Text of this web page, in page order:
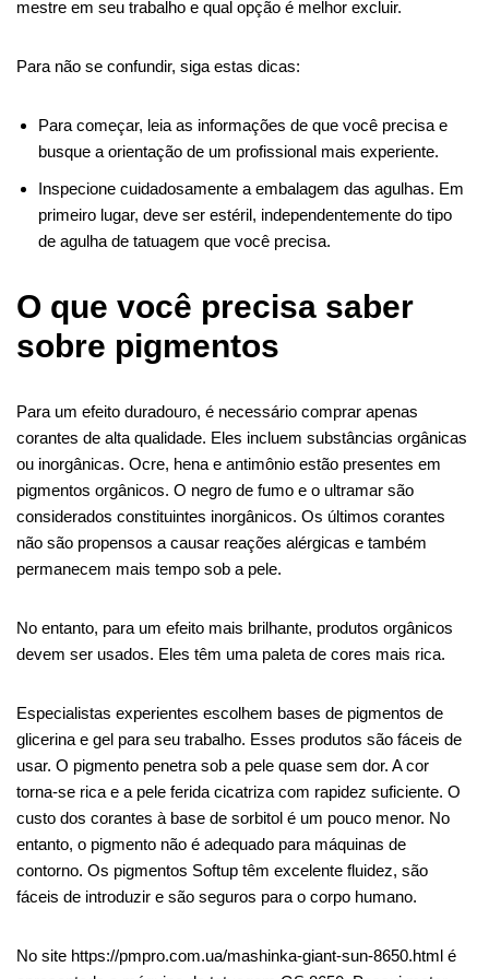
mestre em seu trabalho e qual opção é melhor excluir.
Para não se confundir, siga estas dicas:
Para começar, leia as informações de que você precisa e
busque a orientação de um profissional mais experiente.
Inspecione cuidadosamente a embalagem das agulhas. Em
primeiro lugar, deve ser estéril, independentemente do tipo
de agulha de tatuagem que você precisa.
O que você precisa saber
sobre pigmentos
Para um efeito duradouro, é necessário comprar apenas
corantes de alta qualidade. Eles incluem substâncias orgânicas
ou inorgânicas. Ocre, hena e antimônio estão presentes em
pigmentos orgânicos. O negro de fumo e o ultramar são
considerados constituintes inorgânicos. Os últimos corantes
não são propensos a causar reações alérgicas e também
permanecem mais tempo sob a pele.
No entanto, para um efeito mais brilhante, produtos orgânicos
devem ser usados. Eles têm uma paleta de cores mais rica.
Especialistas experientes escolhem bases de pigmentos de
glicerina e gel para seu trabalho. Esses produtos são fáceis de
usar. O pigmento penetra sob a pele quase sem dor. A cor
torna-se rica e a pele ferida cicatriza com rapidez suficiente. O
custo dos corantes à base de sorbitol é um pouco menor. No
entanto, o pigmento não é adequado para máquinas de
contorno. Os pigmentos Softup têm excelente fluidez, são
fáceis de introduzir e são seguros para o corpo humano.
No site https://pmpro.com.ua/mashinka-giant-sun-8650.html é